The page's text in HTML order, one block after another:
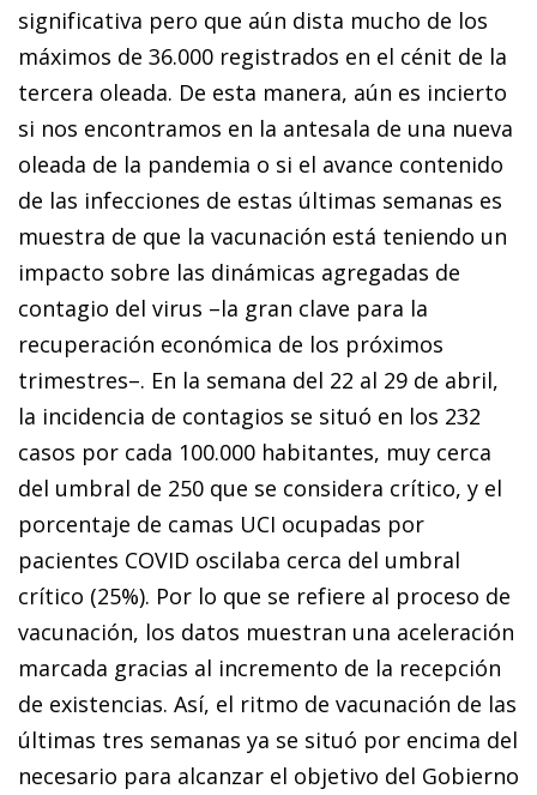
significativa pero que aún dista mucho de los
máximos de 36.000 registrados en el cénit de la
tercera oleada. De esta manera, aún es incierto
si nos encontramos en la antesala de una nueva
oleada de la pandemia o si el avance contenido
de las infecciones de estas últimas semanas es
muestra de que la vacunación está teniendo un
impacto sobre las dinámicas agregadas de
contagio del virus –la gran clave para la
recuperación económica de los próximos
trimestres–. En la semana del 22 al 29 de abril,
la incidencia de contagios se situó en los 232
casos por cada 100.000 habitantes, muy cerca
del umbral de 250 que se considera crítico, y el
porcentaje de camas UCI ocupadas por
pacientes COVID oscilaba cerca del umbral
crítico (25%). Por lo que se refiere al proceso de
vacunación, los datos muestran una aceleración
marcada gracias al incremento de la recepción
de existencias. Así, el ritmo de vacunación de las
últimas tres semanas ya se situó por encima del
necesario para alcanzar el objetivo del Gobierno